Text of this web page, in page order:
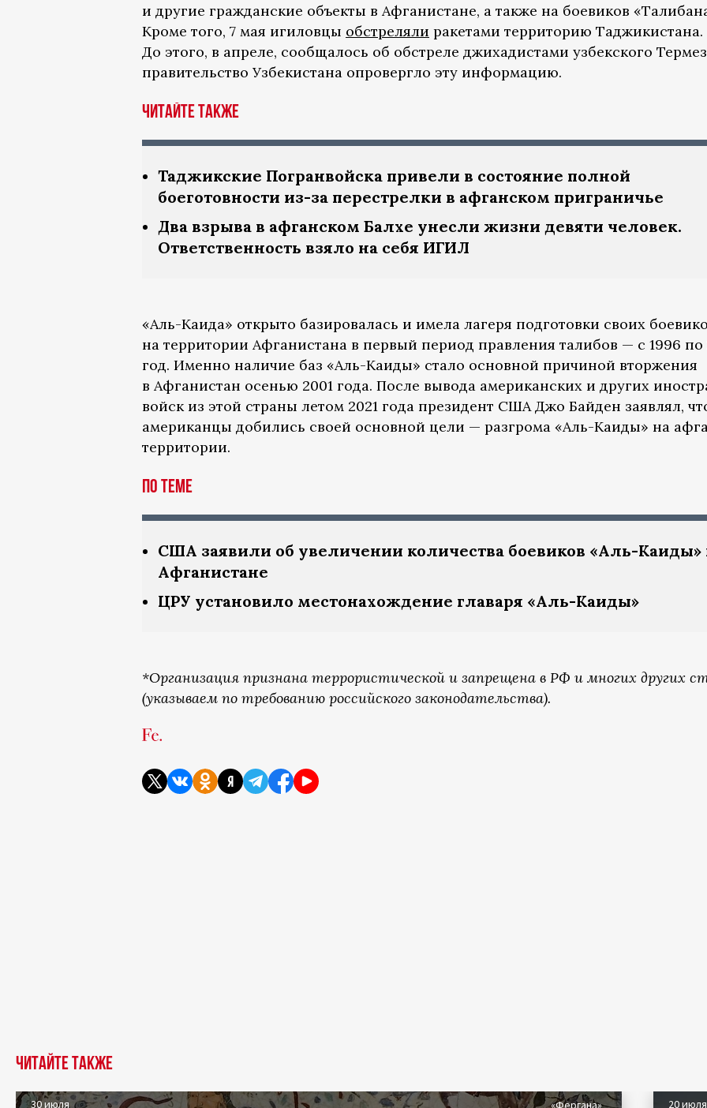
и другие гражданские объекты в Афганистане, а также на боевиков
Кроме того, 7 мая игиловцы обстреляли ракетами территорию Таджикистана.
До этого, в апреле, сообщалось об обстреле джихадистами узбекского
правительство Узбекистана опровергло эту информацию.
Читайте также
Таджикские Погранвойска привели в состояние полной
боеготовности из-за перестрелки в афганском приграничье
Два взрыва в афганском Балхе унесли жизни девяти человек.
Ответственность взяло на себя ИГИЛ
«Аль-Каида» открыто базировалась и имела лагеря подготовки своих
на территории Афганистана в первый период правления талибов — с 1996 по
год. Именно наличие баз «Аль-Каиды» стало основной причиной вторжения
в Афганистан осенью 2001 года. После вывода американских и других
войск из этой страны летом 2021 года президент США Джо Байден заявлял,
американцы добились своей основной цели — разгрома «Аль-Каиды» на
территории.
По теме
США заявили об увеличении количества боевиков «Аль-Каиды»
Афганистане
ЦРУ установило местонахождение главаря «Аль-Каиды»
*Организация признана террористической и запрещена в РФ и многих других
(указываем по требованию российского законодательства).
Читайте также
30 июля «Фергана» 20 июля